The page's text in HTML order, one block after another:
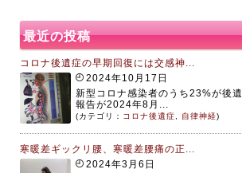
最近の投稿
コロナ後遺症の早期回復には交感神...
2024年10月17日
新型コロナ感染者のうち23%が後
報告が2024年8月...
(カテゴリ： コロナ後遺症, 自律神経)
寒暖差ギックリ腰、寒暖差腰痛の正...
2024年3月6日